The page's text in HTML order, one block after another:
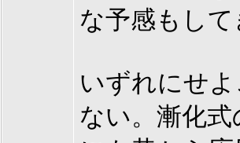
な予感もし
いずれにせ
ない。漸化